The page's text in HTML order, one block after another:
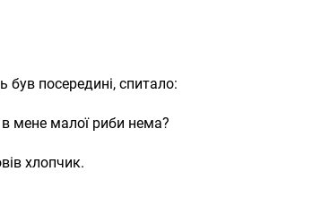
був посередині, спитало:
мене малої риби нема?
хлопчик.